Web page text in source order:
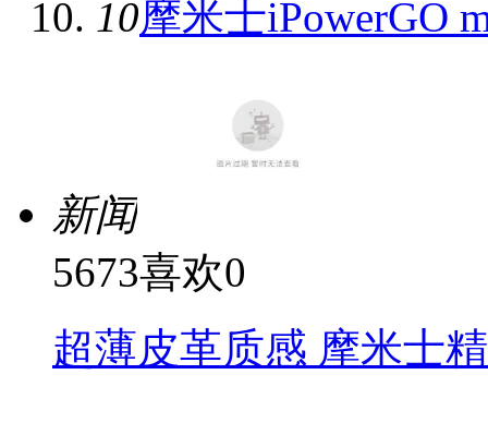
10摩米士iPowerGO
新闻
5673喜欢0
超薄皮革质感 摩米士